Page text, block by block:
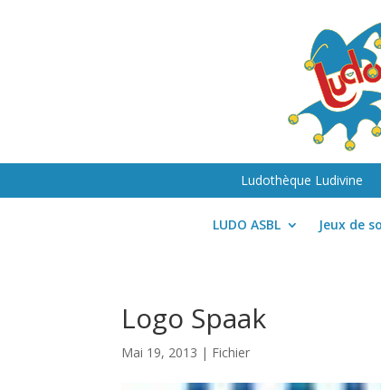
Ludothèque Ludivine
LUDO ASBL Jeux de
Logo Spaak
Mai 19, 2013 | Fichier